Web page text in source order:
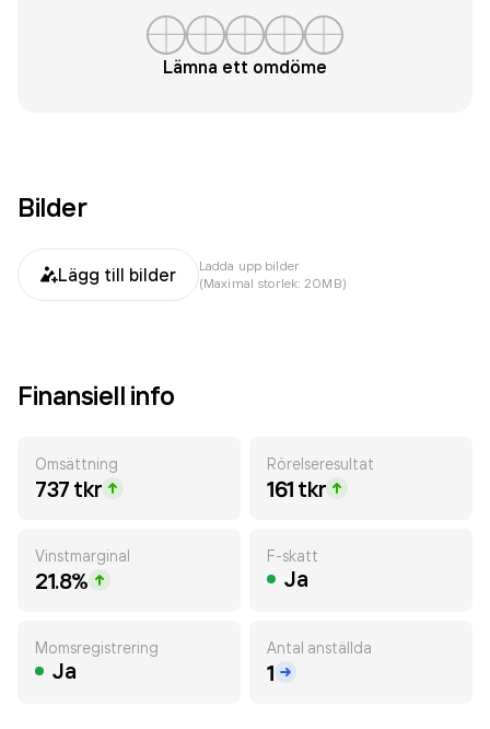
Lämna ett omdöme
Bilder
Lägg till bilder
Ladda upp bilder
(Maximal storlek: 20MB)
Finansiell info
Omsättning
737 tkr
Rörelseresultat
161 tkr
Vinstmarginal
21.8%
F-skatt
Ja
Momsregistrering
Ja
Antal anställda
1